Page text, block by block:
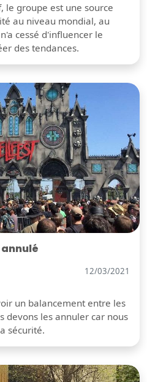
le groupe est une source
au niveau mondial, au
cessé d'influencer le
des tendances.
annulé
12/03/2021
un balancement entre les
devons les annuler car nous
sécurité.